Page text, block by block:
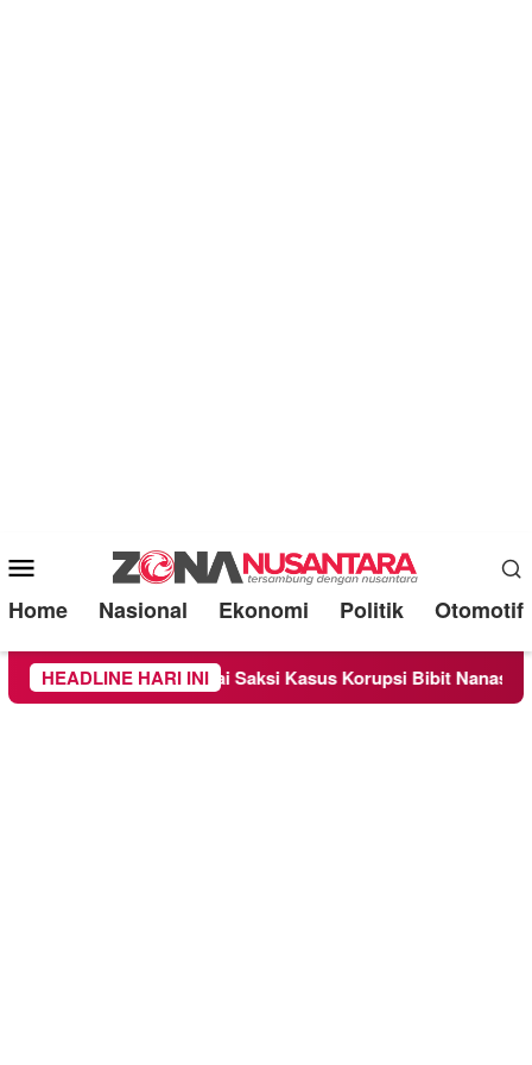
Mobile
Menu
Home Nasional Ekonomi Politik Otomotif
HEADLINE HARI INI
Saksi Kasus Korupsi Bibit Nanas Sulsel Rp 52,4 Miliar